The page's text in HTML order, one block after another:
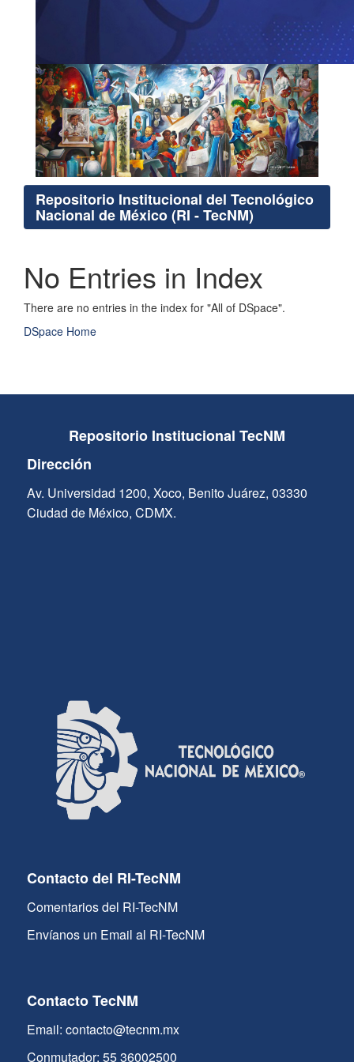
Repositorio Institucional del Tecnológico
Nacional de México (RI - TecNM)
No Entries in Index
There are no entries in the index for "All of DSpace".
DSpace Home
Repositorio Institucional TecNM
Dirección
Av. Universidad 1200, Xoco, Benito Juárez, 03330
Ciudad de México, CDMX.
Contacto del RI-TecNM
Comentarios del RI-TecNM
Envíanos un Email al RI-TecNM
Contacto TecNM
Email: contacto@tecnm.mx
Conmutador: 55 36002500